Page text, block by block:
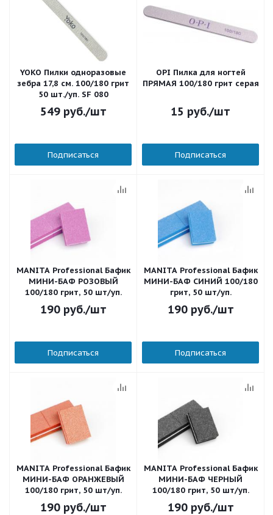
YOKO Пилки одноразовые
зебра 17,8 см. 100/180 грит
50 шт./уп. SF 080
549руб./шт
Подписаться
OPI Пилка для ногтей
ПРЯМАЯ 100/180 грит серая
15 руб./шт
Подписаться
MANITA Professional Бафик
МИНИ-БАФ РОЗОВЫЙ
100/180 грит, 50 шт/уп.
190руб./шт
Подписаться
MANITA Professional Бафик
МИНИ-БАФ СИНИЙ 100/180
грит, 50 шт/уп.
190руб./шт
Подписаться
MANITA Professional Бафик
МИНИ-БАФ ОРАНЖЕВЫЙ
100/180 грит, 50 шт/уп.
190руб./шт
MANITA Professional Бафик
МИНИ-БАФ ЧЕРНЫЙ
100/180 грит, 50 шт/уп.
190руб./шт